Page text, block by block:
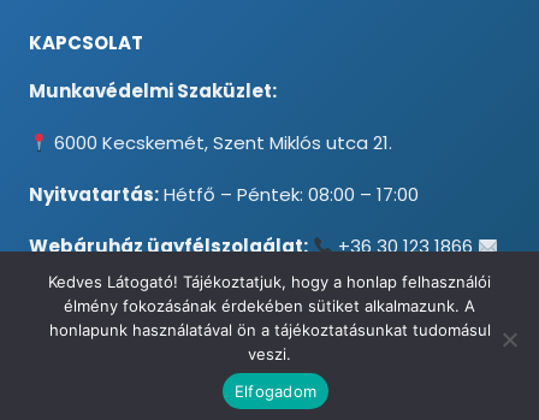
KAPCSOLAT
Munkavédelmi Szaküzlet:
6000 Kecskemét, Szent Miklós utca 21.
Nyitvatartás:Hétfő – Péntek: 08:00 – 17:00
Webáruház ügyfélszolgálat:
+36 30 123 1866
info@testpancel.hu
© 2026 Munkavédelmi és Ruházati Webáruház - Minden jog
Kedves Látogató! Tájékoztatjuk, hogy a honlap felhasználói
élmény fokozásának érdekében sütiket alkalmazunk. A
honlapunk használatával ön a tájékoztatásunkat tudomásul
veszi.
Elfogadom